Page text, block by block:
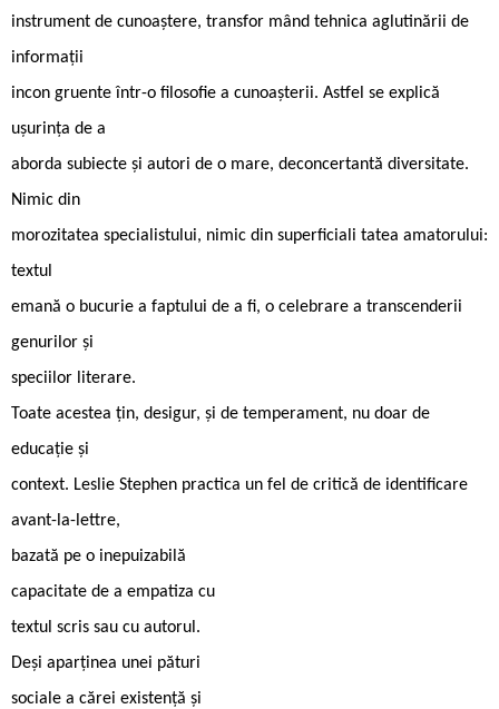
instrument de cunoaștere, transfor mând tehnica aglutinării de
informații
incon gruente într-o filosofie a cunoașterii. Astfel se explică
ușurința de a
aborda subiecte și autori de o mare, deconcertantă diversitate.
Nimic din
morozitatea specialistului, nimic din superficiali tatea amatorului:
textul
emană o bucurie a faptului de a fi, o celebrare a transcenderii
genurilor și
speciilor literare.
Toate acestea țin, desigur, și de temperament, nu doar de
educație și
context. Leslie Stephen practica un fel de critică de identificare
avant-la-lettre,
bazată pe o inepuizabilă
capacitate de a empatiza cu
textul scris sau cu autorul.
Deși aparținea unei pături
sociale a cărei existență și